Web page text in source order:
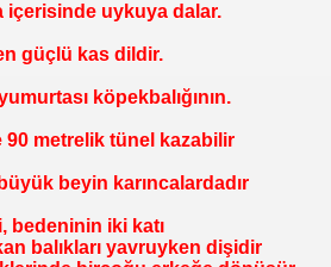
içerisinde uykuya dalar.
güçlü kas dildir.
köpekbalığının.
90 metrelik tünel kazabilir
beyin karıncalardadır
bedeninin iki katı
balıkları yavruyken dişidir